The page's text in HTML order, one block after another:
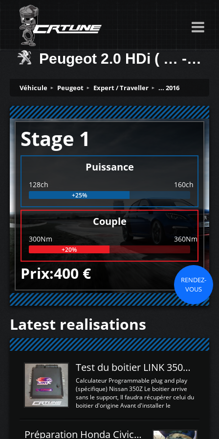
Peugeot 2.0 HDi ( … -> 2011) 128ch
Véhicule Peugeot Expert / Traveller ... 2016
Stage 1
Puissance
128ch 160ch
+25%
Couple
300Nm 360Nm
+20%
Prix:400 €
RENDEZ-
VOUS
Latest realisations
Test du boitier LINK 350Z Plugin ECU
Calculateur Programmable plug and play
(spécifique) Nissan 350Z Le boitier arrive
sans le support, Il faudra récupérer celui du
boitier d'origine Avant d'installer le
d'envoyer l'information de la large bande
Préparation Honda Civic Type R FK2